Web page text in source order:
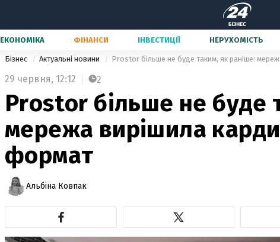
ЕКОНОМІКА ФІНАНСИ ІНВЕСТИЦІЇ НЕРУХОМІСТЬ
Бізнес Актуальні новини Prostor більше не буде таким, як раніше:
29 червня, 12:12 2
Prostor більше не буде
мережа вирішила
формат
Альбіна Ковпак